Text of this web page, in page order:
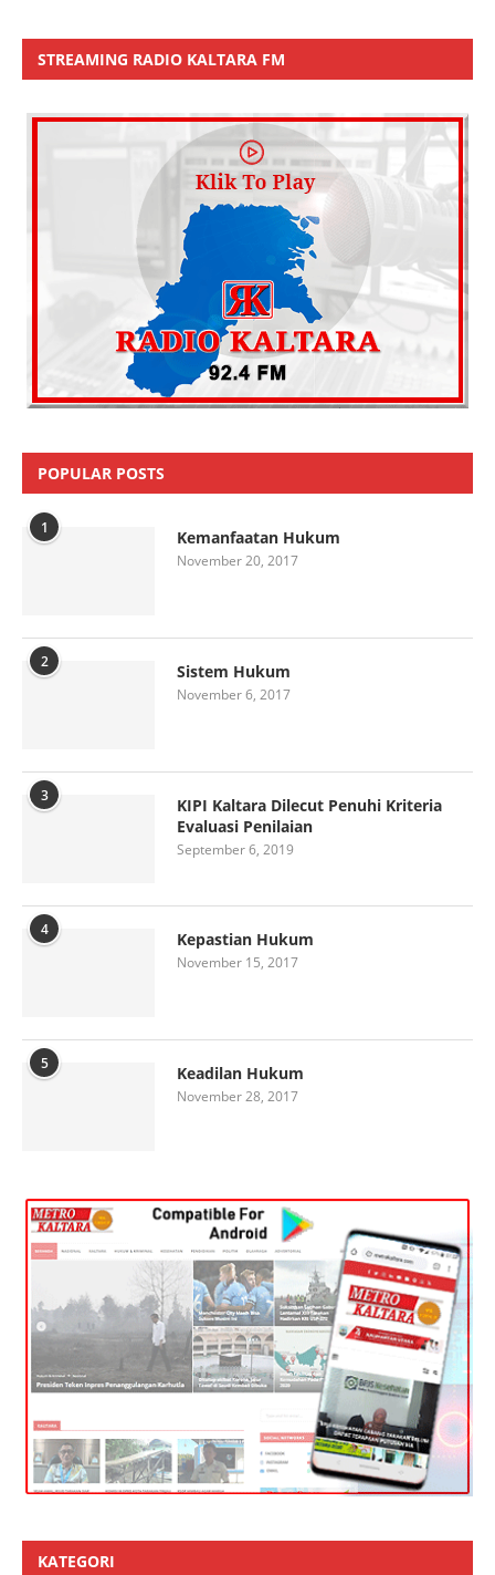
STREAMING RADIO KALTARA FM
POPULAR POSTS
1 Kemanfaatan Hukum
November 20, 2017
2 Sistem Hukum
November 6, 2017
3
KIPI Kaltara Dilecut Penuhi Kriteria
Evaluasi Penilaian
September 6, 2019
4 Kepastian Hukum
November 15, 2017
5 Keadilan Hukum
November 28, 2017
KATEGORI